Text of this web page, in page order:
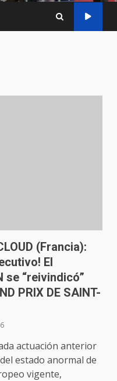
(Francia):
El
se “reivindicó”
PRIX DE SAINT-
actuación anterior
estado anormal de
vigente,